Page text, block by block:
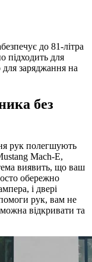
до 81-літра
підходить для
заряджання на
без
рук полегшують
Mach-E,
виявить, що ваш
обережно
і двері
рук, вам не
відкривати та